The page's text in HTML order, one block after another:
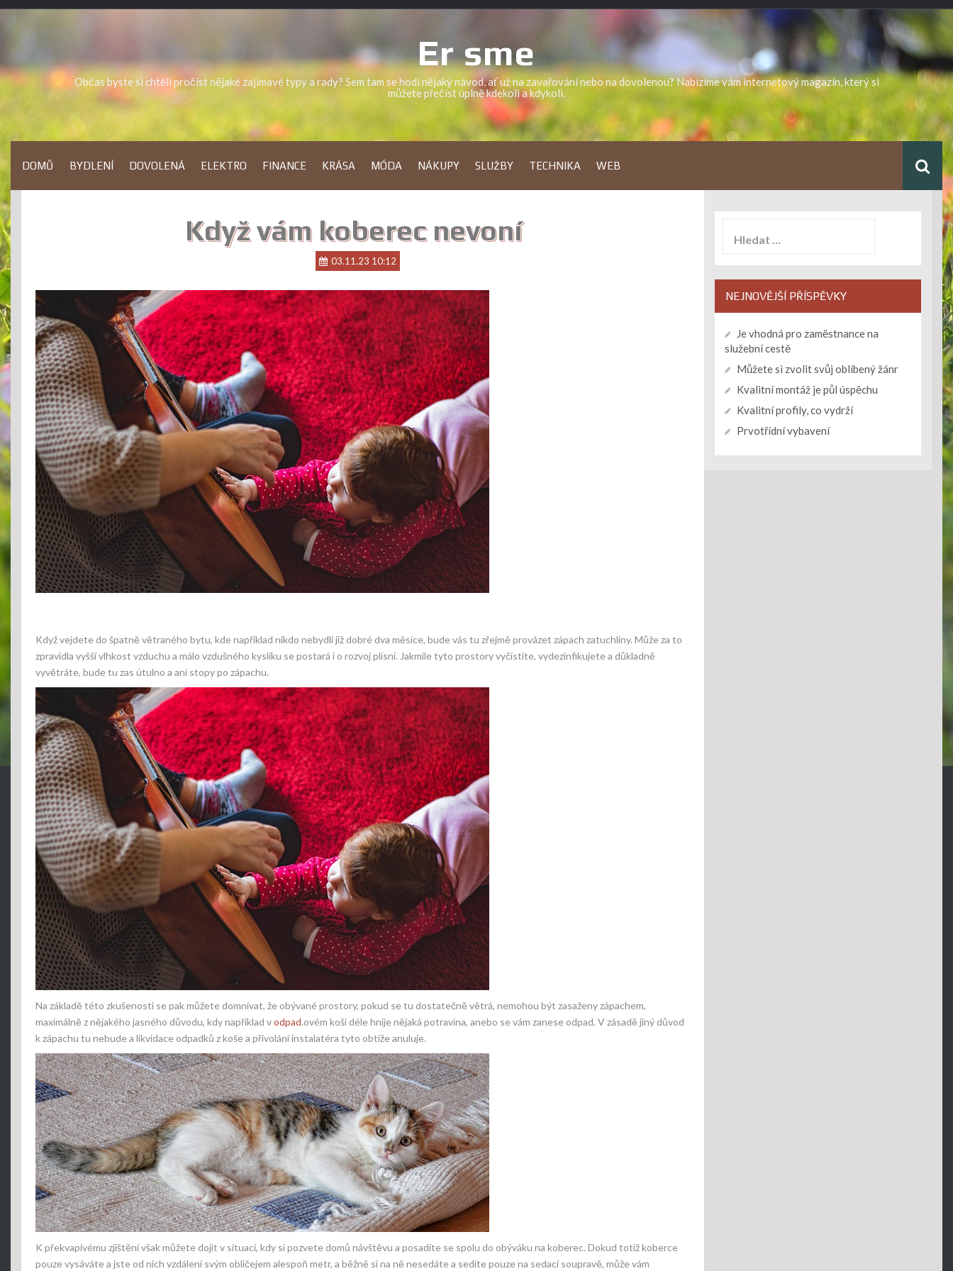
Skip
Er sme
Občas byste si chtěli pročíst nějaké zajímavé typy a rady? Sem tam se hodí nějaký návod, ať už na zavařování nebo na dovolenou? Nabízíme vám internetový magazín, který si
můžete přečíst úplně kdekoli a kdykoli.
DOMŮ BYDLENÍ DOVOLENÁ ELEKTRO FINANCE KRÁSA MÓDA NÁKUPY SLUŽBY TECHNIKA WEB
Když vám koberec nevoní
03.11.23 10:12
Když vejdete do špatně větraného bytu, kde například nikdo nebydlí již dobré dva měsíce, bude vás tu zřejmě provázet zápach zatuchliny. Může za to
zpravidla vyšší vlhkost vzduchu a málo vzdušného kyslíku se postará i o rozvoj plísní. Jakmile tyto prostory vyčistíte, vydezinfikujete a důkladně
vyvětráte, bude tu zas útulno a ani stopy po zápachu.
Na základě této zkušenosti se pak můžete domnívat, že obývané prostory, pokud se tu dostatečně větrá, nemohou být zasaženy zápachem,
maximálně z nějakého jasného důvodu, kdy například vodpad.ovém koši déle hnije nějaká potravina, anebo se vám zanese odpad. V zásadě jiný důvod
k zápachu tu nebude a likvidace odpadků z koše a přivolání instalatéra tyto obtíže anuluje.
K překvapivému zjištění však můžete dojít v situaci, kdy si pozvete domů návštěvu a posadíte se spolu do obýváku na koberec. Dokud totiž koberce
pouze vysáváte a jste od nich vzdáleni svým obličejem alespoň metr, a běžně si na ně nesedáte a sedíte pouze na sedací soupravě, může vám
NEJNOVĚJŠÍ PŘÍSPĚVKY
Je vhodná pro zaměstnance na
služební cestě
Můžete si zvolit svůj oblíbený žánr
Kvalitní montáž je půl úspěchu
Kvalitní profily, co vydrží
Prvotřídní vybavení